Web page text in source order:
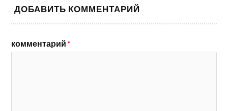
ДОБАВИТЬ КОММЕНТАРИЙ
комментарий*